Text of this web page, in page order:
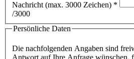
Nachricht (max. 3000 Zeichen) *
/3000
Persönliche Daten
Die nachfolgenden Angaben sind
Antwort auf Ihre Anfrage wünschen,